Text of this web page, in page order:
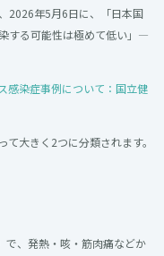
2026年5月6日に、「日本国
する可能性は極めて低い」―
感染症事例について：国立健
大きく2つに分類されます。
で、発熱・咳・筋肉痛などか